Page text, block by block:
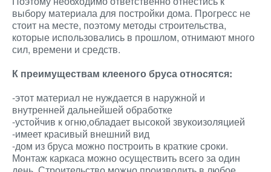
выбору материала для постройки дома. Прогресс не
стоит на месте, поэтому методы строительства,
которые использовались в прошлом, отнимают много
сил, времени и средств.
К преимуществам клееного бруса относятся:
-этот материал не нуждается в наружной и
внутренней дальнейшей обработке
-устойчив к огню,обладает высокой звукоизоляцией
-имеет красивый внешний вид
-дом из бруса можно построить в краткие сроки.
Монтаж каркаса можно осуществить всего за один